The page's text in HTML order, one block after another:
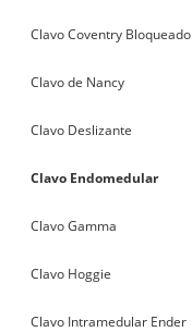
Clavo Coventry Bloqueado
Clavo de Nancy
Clavo Deslizante
Clavo Endomedular
Clavo Gamma
Clavo Hoggie
Clavo Intramedular Ender